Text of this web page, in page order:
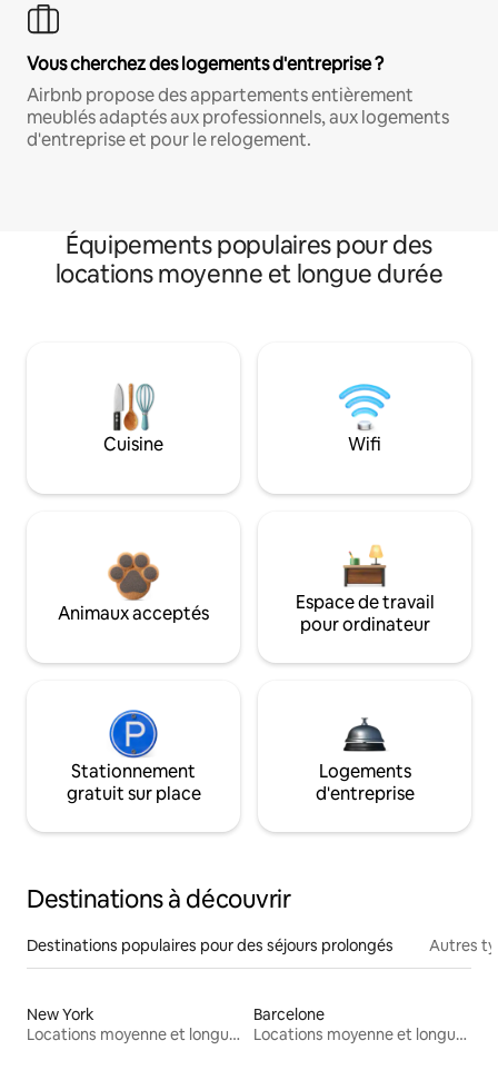
Vous cherchez des logements d'entreprise ?
Airbnb propose des appartements entièrement
meublés adaptés aux professionnels, aux logements
d'entreprise et pour le relogement.
Équipements populaires pour des
locations moyenne et longue durée
Cuisine Wifi
Animaux acceptés
Espace de travail
pour ordinateur
Stationnement
gratuit sur place
Logements
d'entreprise
Destinations à découvrir
Destinations populaires pour des séjours prolongés Autres
New York
Locations moyenne et longue durée
Barcelone
Locations moyenne et longue durée